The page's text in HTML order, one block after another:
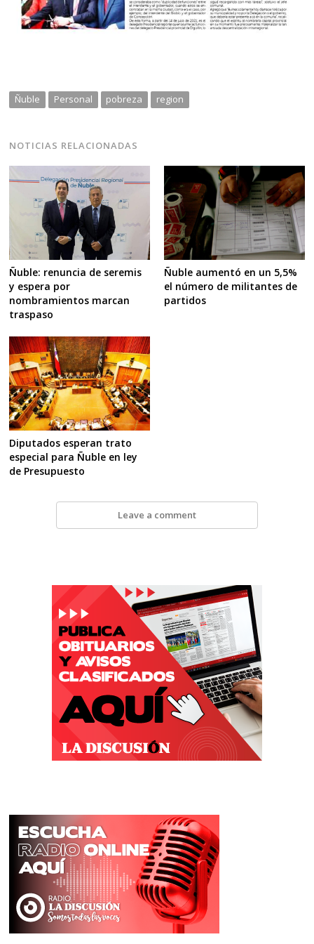
Ñuble Personal pobreza region
NOTICIAS RELACIONADAS
Ñuble: renuncia de seremis
y espera por
nombramientos marcan
traspaso
Ñuble aumentó en un 5,5%
el número de militantes de
partidos
Diputados esperan trato
especial para Ñuble en ley
de Presupuesto
Leave a comment